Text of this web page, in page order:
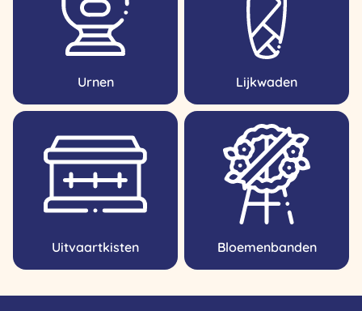
Urnen Lijkwaden
Uitvaartkisten Bloemenbanden